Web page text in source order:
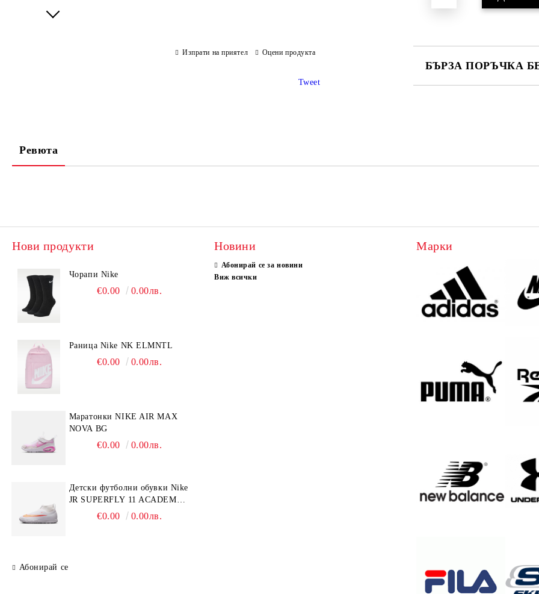
БЪРЗА ПОРЪЧКА
Изпрати на приятел Оцени продукта
Tweet
Ревюта
Нови продукти
Чорапи Nike
€0.00 0.00лв.
Раница Nike NK ELMNTL
€0.00 0.00лв.
Mаратонки NIKE AIR MAX
NOVA BG
€0.00 0.00лв.
Детски футболни обувки Nike
JR SUPERFLY 11 ACADEMY
€0.00 0.00лв.
Абонирай се
Новини
Абонирай се за новини
Виж всички
Марки